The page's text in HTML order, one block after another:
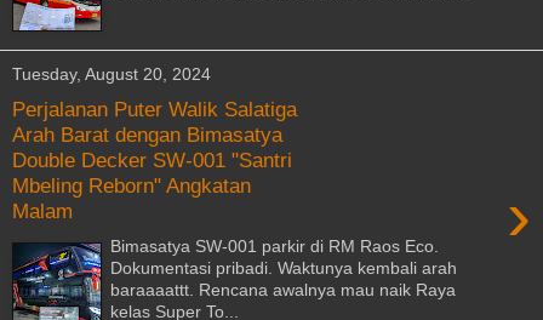
Tuesday, August 20, 2024
Perjalanan Puter Walik Salatiga
Arah Barat dengan Bimasatya
Double Decker SW-001 "Santri
Mbeling Reborn" Angkatan
Malam
›
Bimasatya SW-001 parkir di RM Raos Eco.
Dokumentasi pribadi. Waktunya kembali arah
baraaaattt. Rencana awalnya mau naik Raya
kelas Super To...